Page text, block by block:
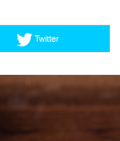
Twitter